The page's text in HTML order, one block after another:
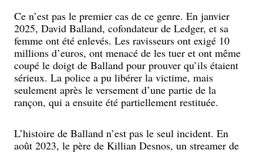
Ce n’est pas le premier cas de ce genre. En janvier
2025, David Balland, cofondateur de Ledger, et sa
femme ont été enlevés. Les ravisseurs ont exigé 10
millions d’euros, ont menacé de les tuer et ont même
coupé le doigt de Balland pour prouver qu’ils étaient
sérieux. La police a pu libérer la victime, mais
seulement après le versement d’une partie de la
rançon, qui a ensuite été partiellement restituée.
L’histoire de Balland n’est pas le seul incident. En
août 2023, le père de Killian Desnos, un streamer de